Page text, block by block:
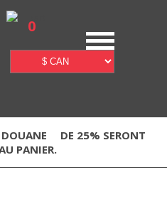
0
DE 25% SERONT
PANIER.